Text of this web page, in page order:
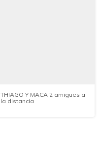
THIAGO Y MACA 2 amigues a
la distancia